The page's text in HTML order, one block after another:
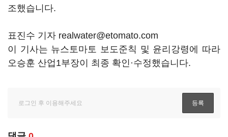
조했습니다.
표진수 기자 realwater@etomato.com
이 기사는 뉴스토마토 보도준칙 및 윤리강령에 따라
오승훈 산업1부장이 최종 확인·수정했습니다.